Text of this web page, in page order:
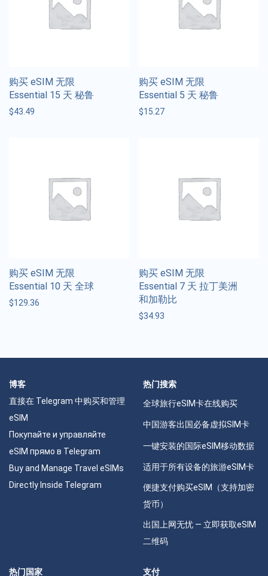
购买 eSIM 无限
Essential 15 天 秘鲁
$43.49
购买 eSIM 无限
Essential 5 天 秘鲁
$15.27
购买 eSIM 无限
Essential 10 天 全球
$129.36
购买 eSIM 无限
Essential 7 天 拉丁美洲
和加勒比
$34.93
博客
直接在 Telegram 中购买和管理
eSIM
Покупайте и управляйте
eSIM прямо в Telegram
Buy and Manage Travel eSIMs
Directly Inside Telegram
热门搜索
全球旅行eSIM卡在线购买
中国游客出国必备虚拟SIM卡
一键安装的国际eSIM移动数据
适用于所有设备的旅游eSIM卡
便捷支付购买eSIM（支持加密
货币）
出国上网无忧 — 立即获取eSIM
二维码
热门国家 支付